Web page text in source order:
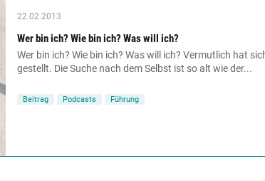
22.02.2013
Wer bin ich? Wie bin ich? Was will ich?
Wer bin ich? Wie bin ich? Was will ich? Vermutlich hat
gestellt. Die Suche nach dem Selbst ist so alt wie der...
Beitrag Podcasts Führung